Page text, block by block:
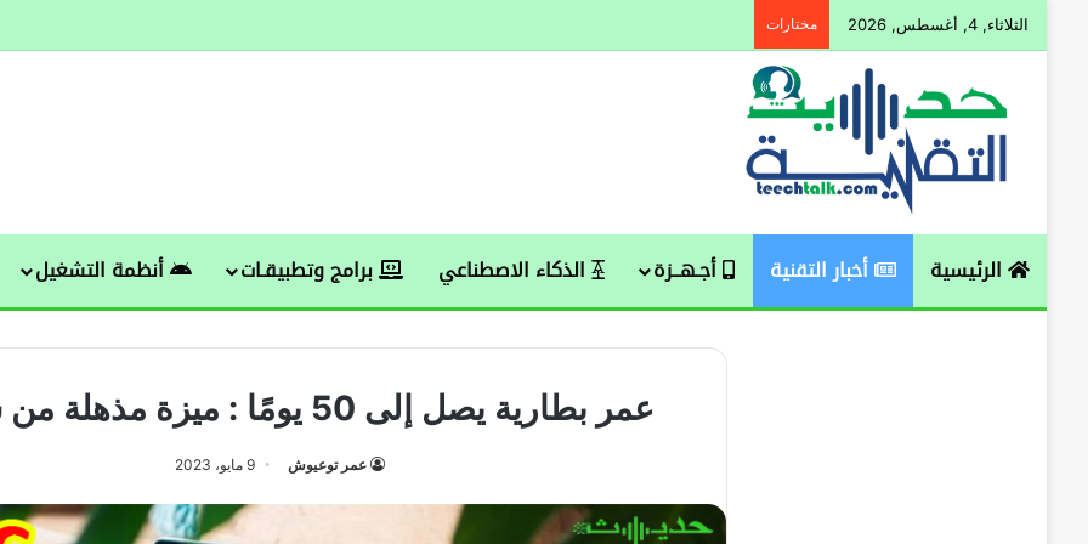
الثلاثاء, 4, أغسطس, 2026 مختارات
الرئيسية أخبار التقنية أجـهــزة الذكاء الاصطناعي برامج وتطبيقـات أنظمة التشغيل
عمر بطارية يصل إلى 50 يومًا : ميزة مذهلة من شياومي
عمر توعيوش 9 مايو، 2023